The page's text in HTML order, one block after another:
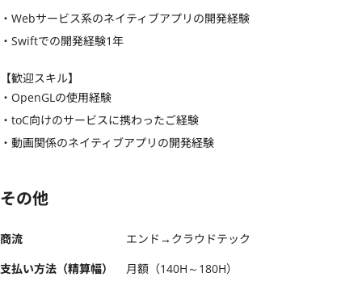
・Webサービス系のネイティブアプリの開発経験
・Swiftでの開発経験1年
【歓迎スキル】
・OpenGLの使用経験
・toC向けのサービスに携わったご経験
・動画関係のネイティブアプリの開発経験
その他
商流
エンド→クラウドテック
支払い方法（精算幅）
月額（140H～180H）